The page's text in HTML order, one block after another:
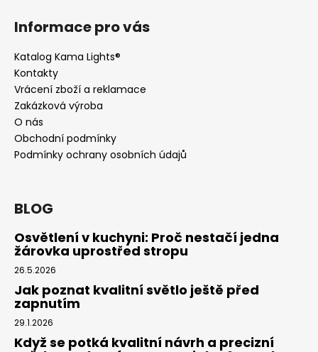
Informace pro vás
Katalog Kama Lights®
Kontakty
Vrácení zboží a reklamace
Zakázková výroba
O nás
Obchodní podmínky
Podmínky ochrany osobních údajů
BLOG
Osvětlení v kuchyni: Proč nestačí jedna
žárovka uprostřed stropu
26.5.2026
Jak poznat kvalitní světlo ještě před
zapnutím
29.1.2026
Když se potká kvalitní návrh a precizní